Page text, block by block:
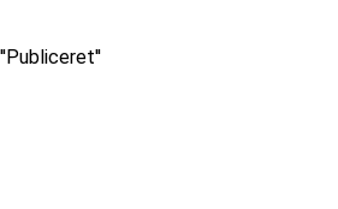
''Publiceret''